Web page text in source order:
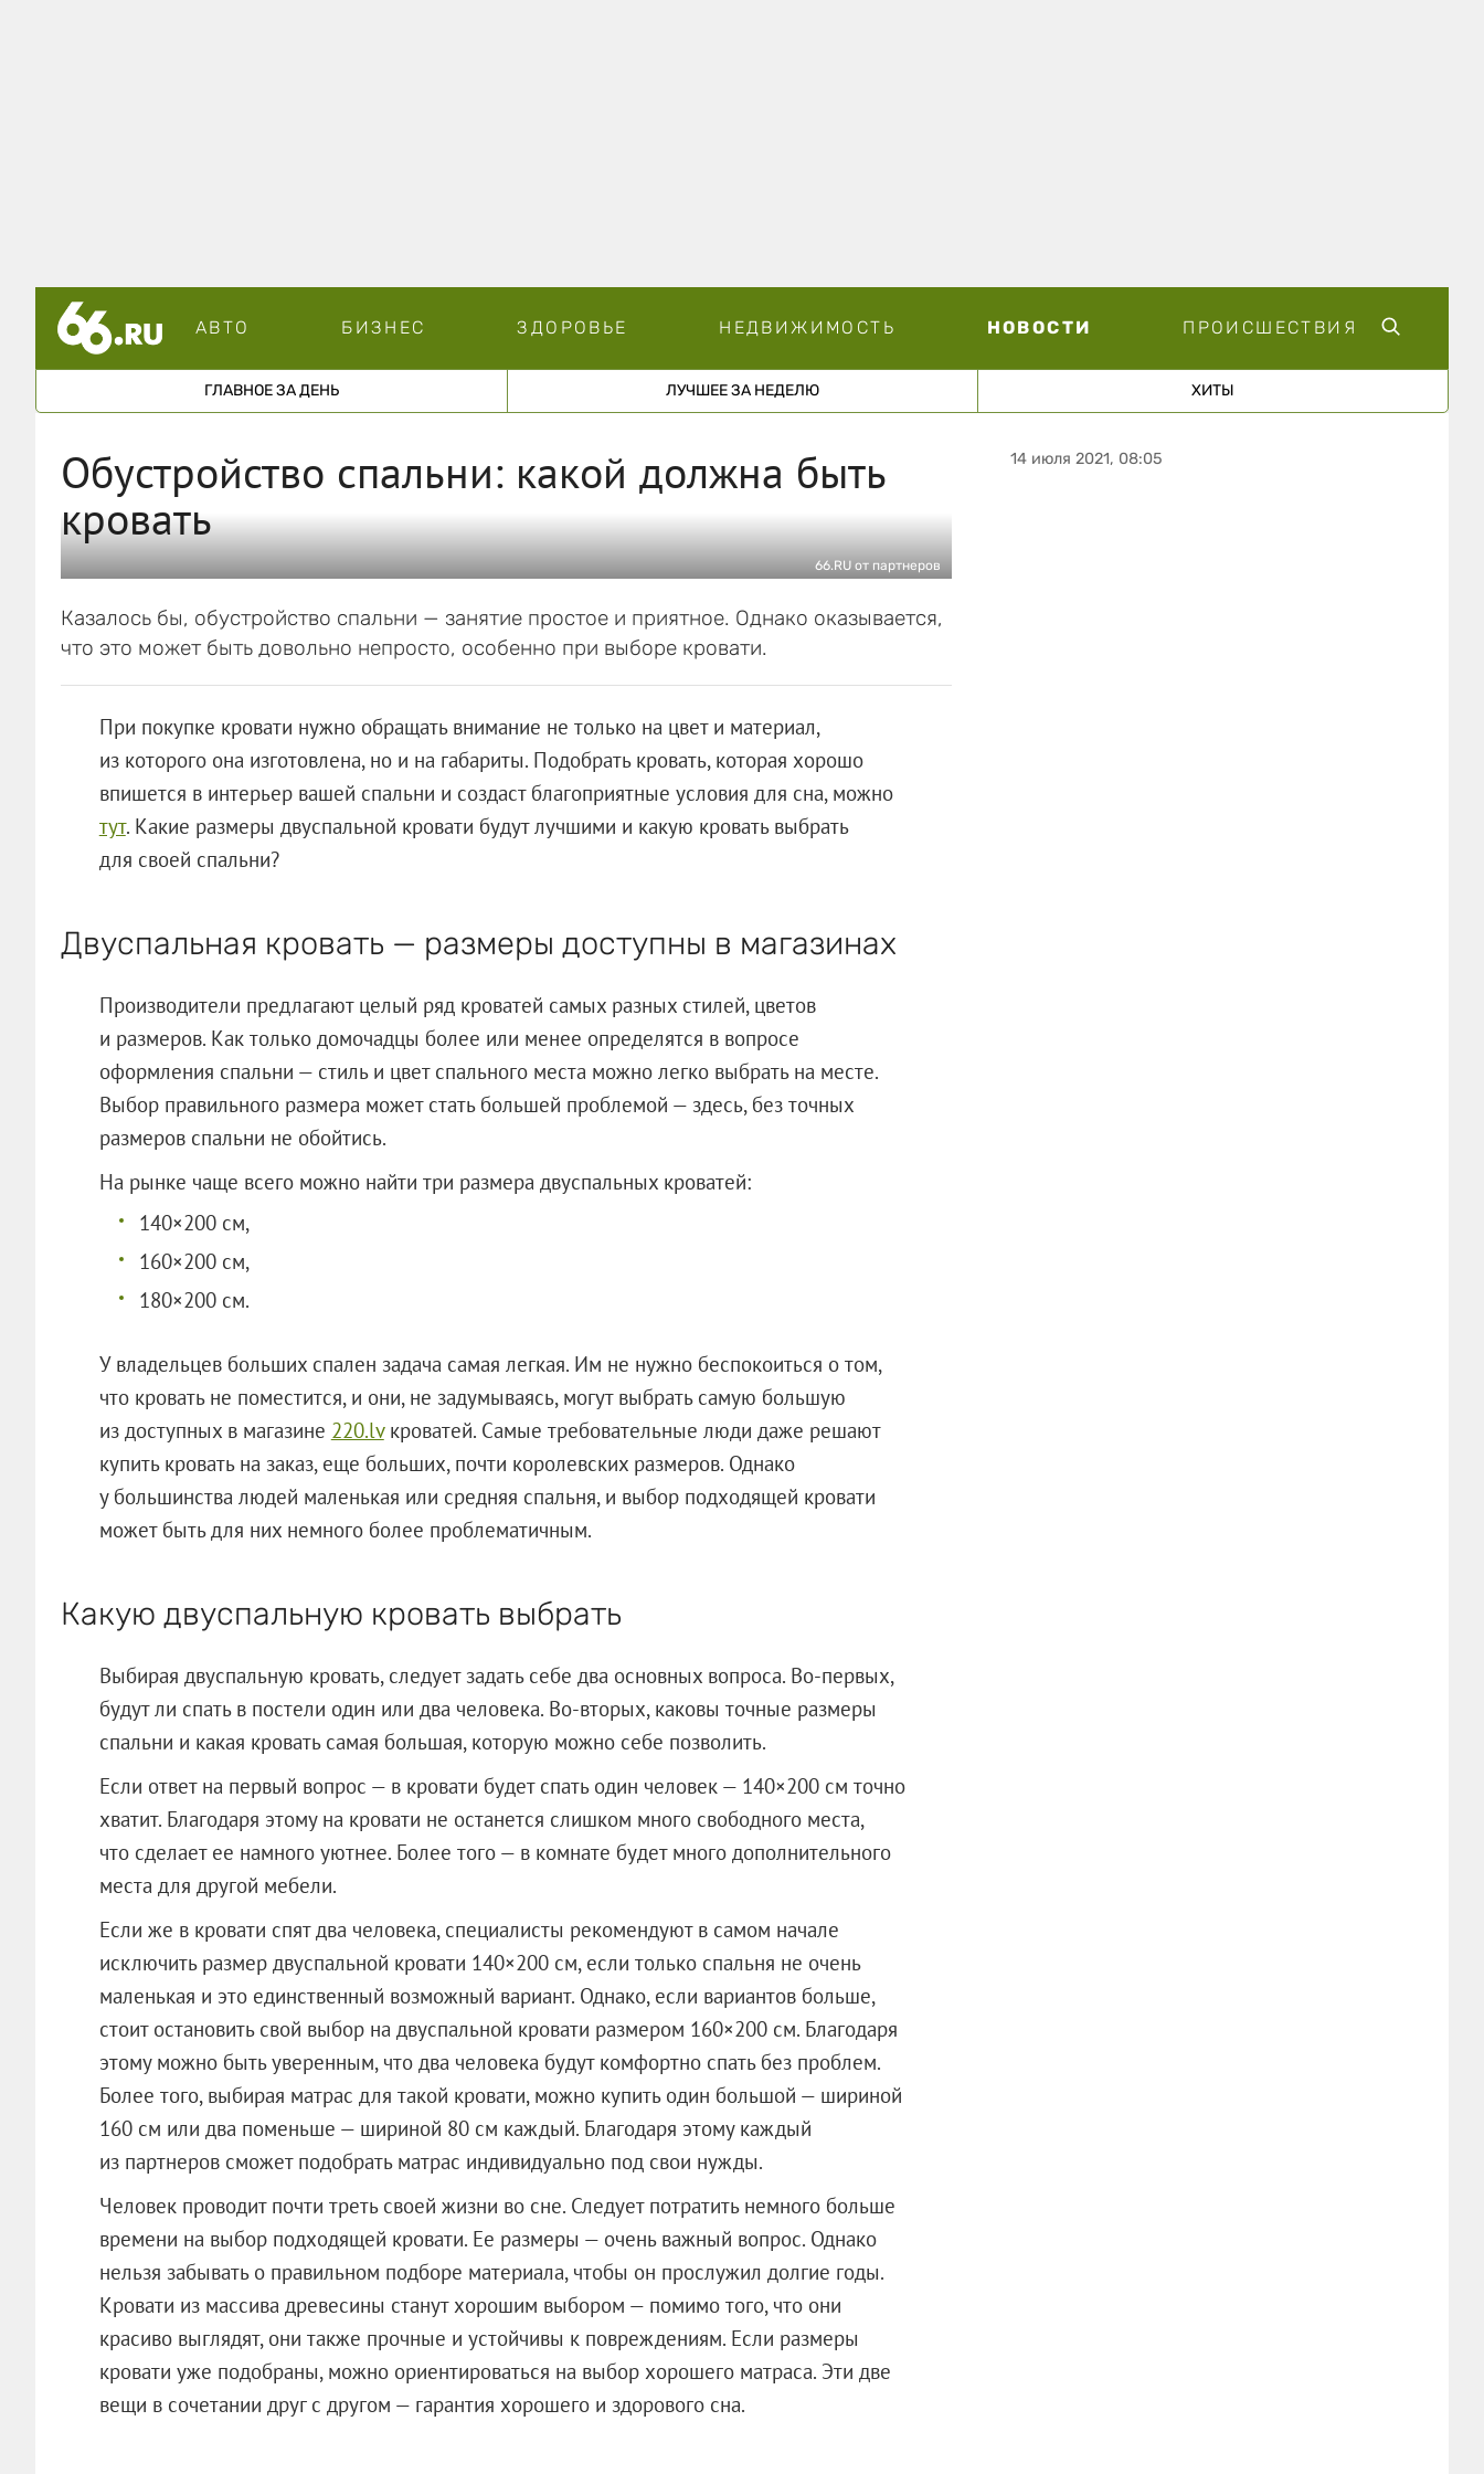
АВТО БИЗНЕС ЗДОРОВЬЕ НЕДВИЖИМОСТЬ НОВОСТИ ПРОИСШЕСТВИЯ
ГЛАВНОЕ ЗА ДЕНЬ ЛУЧШЕЕ ЗА НЕДЕЛЮ ХИТЫ
Обустройство спальни: какой должна быть
кровать
66.RU от партнеров
Казалось бы, обустройство спальни — занятие простое и приятное. Однако оказывается,
что это может быть довольно непросто, особенно при выборе кровати.
При покупке кровати нужно обращать внимание не только на цвет и материал,
из которого она изготовлена, но и на габариты. Подобрать кровать, которая хорошо
впишется в интерьер вашей спальни и создаст благоприятные условия для сна, можно
тут. Какие размеры двуспальной кровати будут лучшими и какую кровать выбрать
для своей спальни?
Двуспальная кровать — размеры доступны в магазинах
Производители предлагают целый ряд кроватей самых разных стилей, цветов
и размеров. Как только домочадцы более или менее определятся в вопросе
оформления спальни — стиль и цвет спального места можно легко выбрать на месте.
Выбор правильного размера может стать большей проблемой — здесь, без точных
размеров спальни не обойтись.
На рынке чаще всего можно найти три размера двуспальных кроватей:
140×200 см,
160×200 см,
180×200 см.
У владельцев больших спален задача самая легкая. Им не нужно беспокоиться о том,
что кровать не поместится, и они, не задумываясь, могут выбрать самую большую
из доступных в магазине 220.lvкроватей. Самые требовательные люди даже решают
купить кровать на заказ, еще больших, почти королевских размеров. Однако
у большинства людей маленькая или средняя спальня, и выбор подходящей кровати
может быть для них немного более проблематичным.
Какую двуспальную кровать выбрать
Выбирая двуспальную кровать, следует задать себе два основных вопроса. Во-первых,
будут ли спать в постели один или два человека. Во-вторых, каковы точные размеры
спальни и какая кровать самая большая, которую можно себе позволить.
Если ответ на первый вопрос — в кровати будет спать один человек — 140×200 см точно
хватит. Благодаря этому на кровати не останется слишком много свободного места,
что сделает ее намного уютнее. Более того — в комнате будет много дополнительного
места для другой мебели.
Если же в кровати спят два человека, специалисты рекомендуют в самом начале
исключить размер двуспальной кровати 140×200 см, если только спальня не очень
маленькая и это единственный возможный вариант. Однако, если вариантов больше,
стоит остановить свой выбор на двуспальной кровати размером 160×200 см. Благодаря
этому можно быть уверенным, что два человека будут комфортно спать без проблем.
Более того, выбирая матрас для такой кровати, можно купить один большой — шириной
160 см или два поменьше — шириной 80 см каждый. Благодаря этому каждый
из партнеров сможет подобрать матрас индивидуально под свои нужды.
Человек проводит почти треть своей жизни во сне. Следует потратить немного больше
времени на выбор подходящей кровати. Ее размеры — очень важный вопрос. Однако
нельзя забывать о правильном подборе материала, чтобы он прослужил долгие годы.
Кровати из массива древесины станут хорошим выбором — помимо того, что они
красиво выглядят, они также прочные и устойчивы к повреждениям. Если размеры
кровати уже подобраны, можно ориентироваться на выбор хорошего матраса. Эти две
вещи в сочетании друг с другом — гарантия хорошего и здорового сна.
14 июля 2021, 08:05